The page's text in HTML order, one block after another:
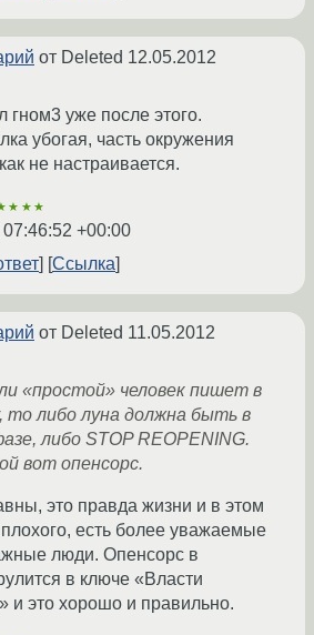
от Deleted 12.05.2012
гном3 уже после этого.
убогая, часть окружения
не настраивается.
+00:00
Ссылка
от Deleted 11.05.2012
«простой» человек пишет в
то либо луна должна быть в
либо STOP REOPENING.
вот опенсорс.
это правда жизни и в этом
плохого, есть более уважаемые
люди. Опенсорс в
в ключе «Власти
и это хорошо и правильно.